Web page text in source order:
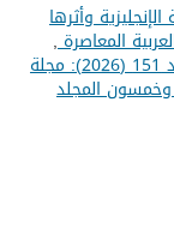
وأثرها
المعاصرة,
مجلة رماح للبحوث والدراسات: مجلد 2 عدد 151 (2026): مجلة
وخمسون المجلد